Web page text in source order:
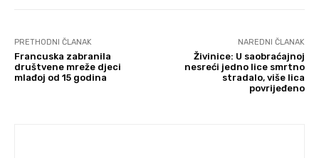
PRETHODNI ČLANAK
Francuska zabranila
društvene mreže djeci
mlađoj od 15 godina
NAREDNI ČLANAK
Živinice: U saobraćajnoj
nesreći jedno lice smrtno
stradalo, više lica
povrijeđeno